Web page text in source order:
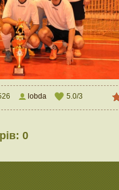
lobda 5.0/3
: 0